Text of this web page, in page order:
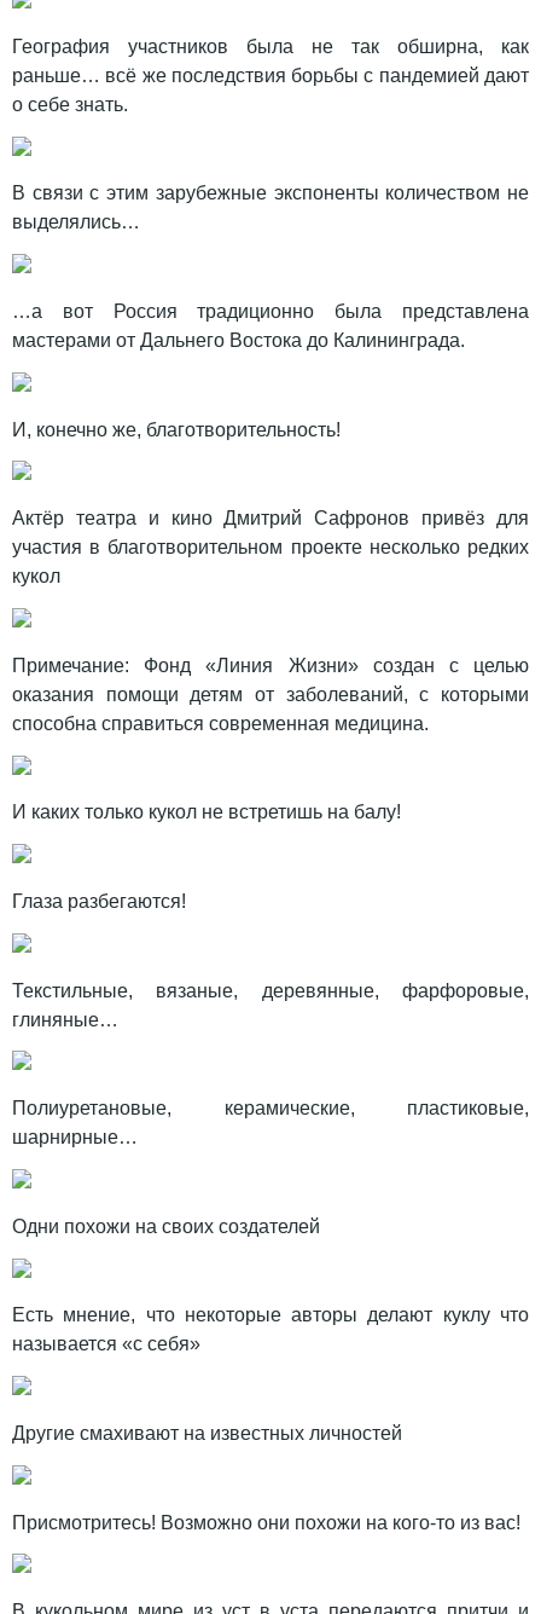
География участников была не так обширна, как
раньше… всё же последствия борьбы с пандемией дают
о себе знать.
В связи с этим зарубежные экспоненты количеством не
выделялись…
…а вот Россия традиционно была представлена
мастерами от Дальнего Востока до Калининграда.
И, конечно же, благотворительность!
Актёр театра и кино Дмитрий Сафронов привёз для
участия в благотворительном проекте несколько редких
кукол
Примечание: Фонд «Линия Жизни» создан с целью
оказания помощи детям от заболеваний, с которыми
способна справиться современная медицина.
И каких только кукол не встретишь на балу!
Глаза разбегаются!
Текстильные, вязаные, деревянные, фарфоровые,
глиняные…
Полиуретановые, керамические, пластиковые,
шарнирные…
Одни похожи на своих создателей
Есть мнение, что некоторые авторы делают куклу что
называется «с себя»
Другие смахивают на известных личностей
Присмотритесь! Возможно они похожи на кого-то из вас!